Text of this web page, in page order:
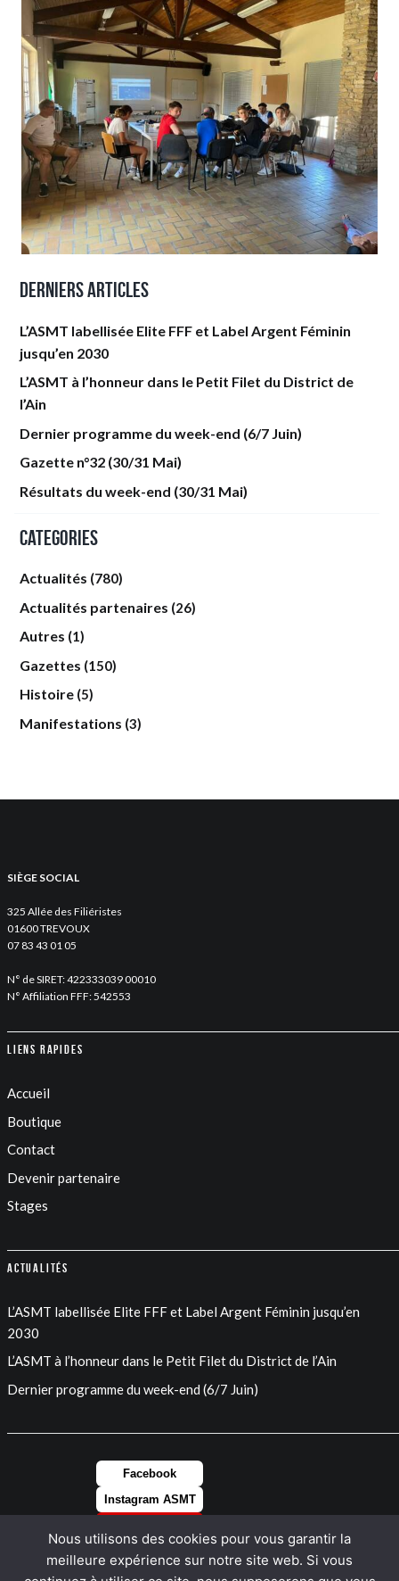
Derniers articles
L’ASMT labellisée Elite FFF et Label Argent Féminin
jusqu’en 2030
L’ASMT à l’honneur dans le Petit Filet du District de
l’Ain
Dernier programme du week-end (6/7 Juin)
Gazette n°32 (30/31 Mai)
Résultats du week-end (30/31 Mai)
Categories
Actualités (780)
Actualités partenaires (26)
Autres (1)
Gazettes (150)
Histoire (5)
Manifestations (3)
SIÈGE SOCIAL
325 Allée des Filiéristes
01600 TREVOUX
07 83 43 01 05
N° de SIRET: 422333039 00010
N° Affiliation FFF: 542553
Liens rapides
Accueil
Boutique
Contact
Devenir partenaire
Stages
Actualités
L’ASMT labellisée Elite FFF et Label Argent Féminin jusqu’en
2030
L’ASMT à l’honneur dans le Petit Filet du District de l’Ain
Dernier programme du week-end (6/7 Juin)
Facebook
Instagram ASMT
LinkedIn
Nous utilisons des cookies pour vous garantir la
meilleure expérience sur notre site web. Si vous